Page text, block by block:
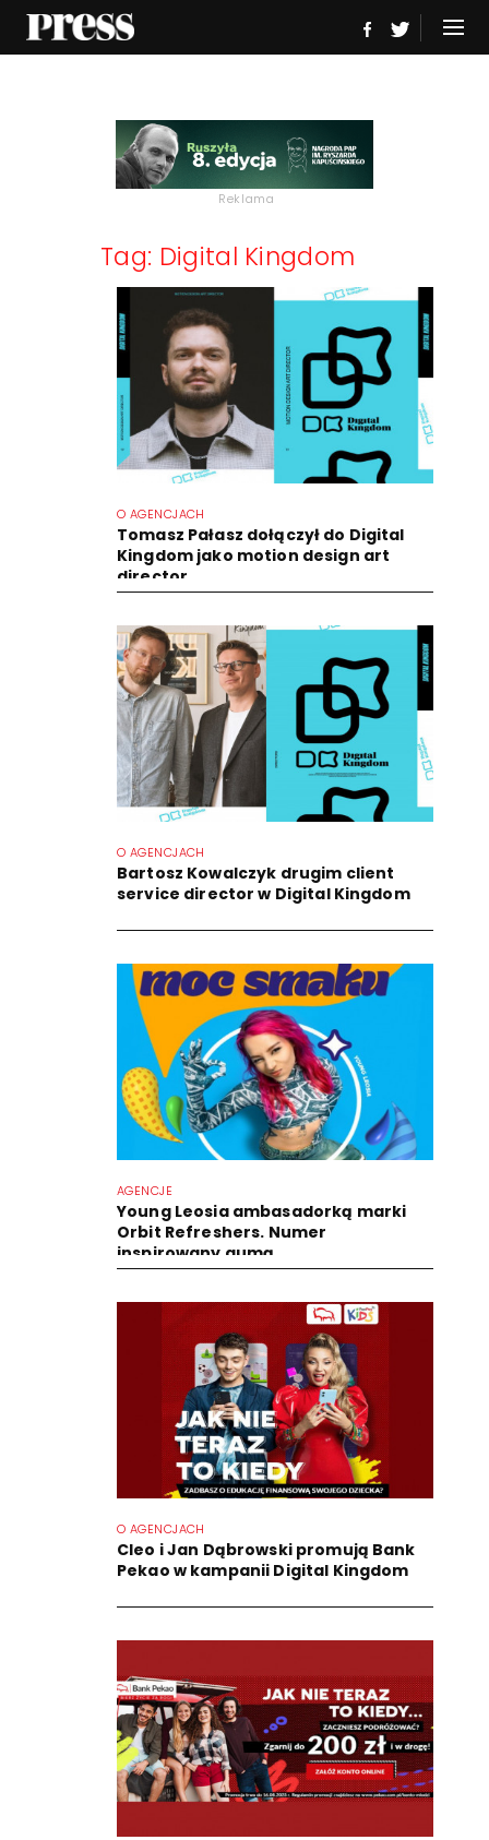
Reklama
Tag: Digital Kingdom
O AGENCJACH
Tomasz Pałasz dołączył do Digital
Kingdom jako motion design art
director
O AGENCJACH
Bartosz Kowalczyk drugim client
service director w Digital Kingdom
AGENCJE
Young Leosia ambasadorką marki
Orbit Refreshers. Numer
inspirowany gumą
O AGENCJACH
Cleo i Jan Dąbrowski promują Bank
Pekao w kampanii Digital Kingdom